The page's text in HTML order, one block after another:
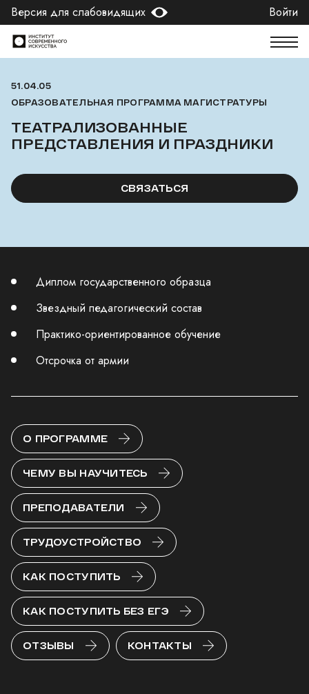
Версия для слабовидящих Войти
51.04.05
ОБРАЗОВАТЕЛЬНАЯ ПРОГРАММА МАГИСТРАТУРЫ
ТЕАТРАЛИЗОВАННЫЕ
ПРЕДСТАВЛЕНИЯ И ПРАЗДНИКИ
СВЯЗАТЬСЯ
Диплом государственного образца
Звездный педагогический состав
Практико-ориентированное обучение
Отсрочка от армии
О ПРОГРАММЕ
ЧЕМУ ВЫ НАУЧИТЕСЬ
ПРЕПОДАВАТЕЛИ
ТРУДОУСТРОЙСТВО
КАК ПОСТУПИТЬ
КАК ПОСТУПИТЬ БЕЗ ЕГЭ
ОТЗЫВЫ КОНТАКТЫ